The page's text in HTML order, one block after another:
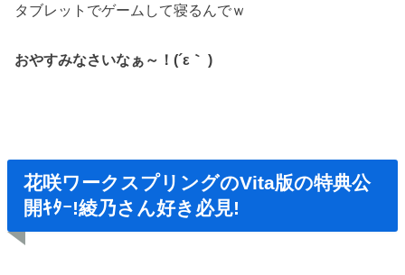
タブレットでゲームして寝るんでｗ
おやすみなさいなぁ～！(´ε｀ )
花咲ワークスプリングのVita版の特典公
開ｷﾀｰ!綾乃さん好き必見!